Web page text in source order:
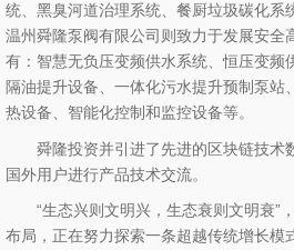
统、黑臭河道治理系统、餐厨垃圾碳化系
温州舜隆泵阀有限公司则致力于发展安全
有：智慧无负压变频供水系统、恒压变频
隔油提升设备、一体化污水提升预制泵站
热设备、智能化控制和监控设备等。
舜隆投资并引进了先进的区块链技术
国外用户进行产品技术交流。
“生态兴则文明兴，生态衰则文明衰”
布局，正在努力探索一条超越传统增长模